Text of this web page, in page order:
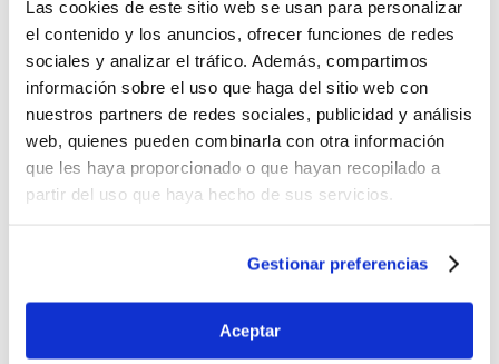
Las cookies de este sitio web se usan para personalizar
el contenido y los anuncios, ofrecer funciones de redes
sociales y analizar el tráfico. Además, compartimos
información sobre el uso que haga del sitio web con
nuestros partners de redes sociales, publicidad y análisis
web, quienes pueden combinarla con otra información
que les haya proporcionado o que hayan recopilado a
partir del uso que haya hecho de sus servicios.
Gestionar preferencias
Aceptar
FARMACIA DIAZ BARRERA, JUAN MANUEL
C. RUSIA, 8 - LOCAL 4